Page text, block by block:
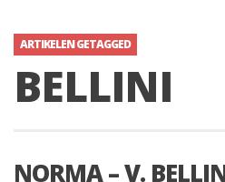
ARTIKELEN GETAGGED
BELLINI
NORMA – V.